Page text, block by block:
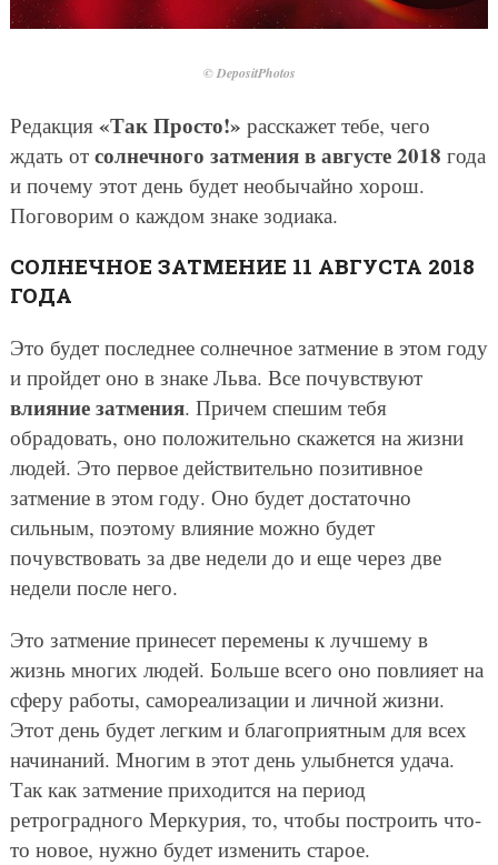
© DepositPhotos
Редакция «Так Просто!» расскажет тебе, чего
ждать от солнечного затмения в августе 2018 года
и почему этот день будет необычайно хорош.
Поговорим о каждом знаке зодиака.
СОЛНЕЧНОЕ ЗАТМЕНИЕ 11 АВГУСТА 2018
ГОДА
Это будет последнее солнечное затмение в этом году
и пройдет оно в знаке Льва. Все почувствуют
влияние затмения. Причем спешим тебя
обрадовать, оно положительно скажется на жизни
людей. Это первое действительно позитивное
затмение в этом году. Оно будет достаточно
сильным, поэтому влияние можно будет
почувствовать за две недели до и еще через две
недели после него.
Это затмение принесет перемены к лучшему в
жизнь многих людей. Больше всего оно повлияет на
сферу работы, самореализации и личной жизни.
Этот день будет легким и благоприятным для всех
начинаний. Многим в этот день улыбнется удача.
Так как затмение приходится на период
ретроградного Меркурия, то, чтобы построить что-
то новое, нужно будет изменить старое.